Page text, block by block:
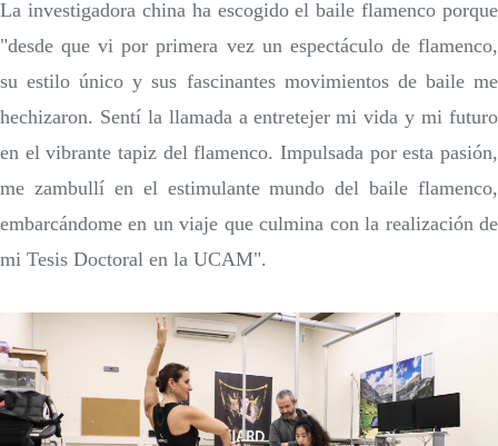
La investigadora china ha escogido el baile flamenco porque
"desde que vi por primera vez un espectáculo de flamenco,
su estilo único y sus fascinantes movimientos de baile me
hechizaron. Sentí la llamada a entretejer mi vida y mi futuro
en el vibrante tapiz del flamenco. Impulsada por esta pasión,
me zambullí en el estimulante mundo del baile flamenco,
embarcándome en un viaje que culmina con la realización de
mi Tesis Doctoral en la UCAM".